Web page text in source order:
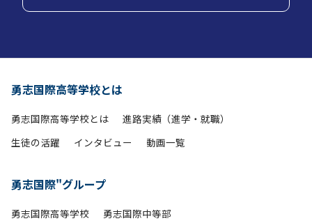
勇志国際高等学校とは
勇志国際高等学校とは
進路実績（進学・就職）
生徒の活躍
インタビュー 動画一覧
勇志国際"グループ
勇志国際高等学校 勇志国際中等部